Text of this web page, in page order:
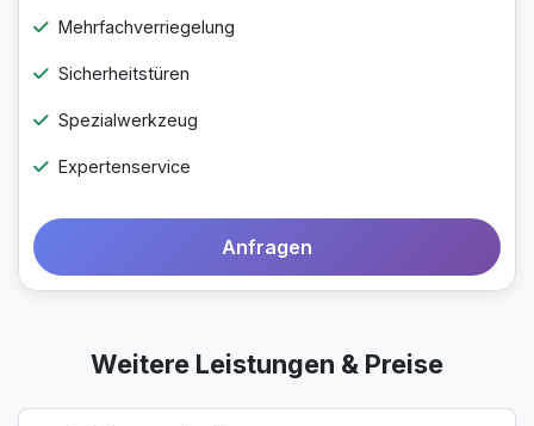
Mehrfachverriegelung
Sicherheitstüren
Spezialwerkzeug
Expertenservice
Anfragen
Weitere Leistungen & Preise